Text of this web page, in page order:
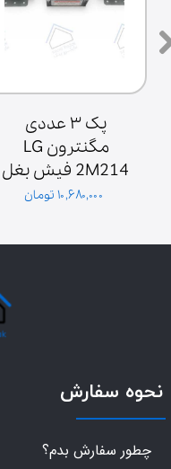
۱۰,۶۸۰,۰۰۰ تومان
نحوه سفارش
چطور سفارش بدم؟